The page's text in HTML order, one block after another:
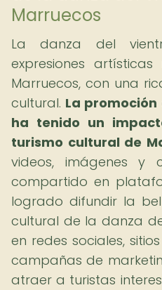
Marruecos
La danza del
expresiones
Marruecos, con una
cultural. La
ha tenido un
turismo cultural de
videos, imágenes y
compartido en
logrado difundir la
cultural de la danza
en redes sociales,
campañas de
atraer a turistas